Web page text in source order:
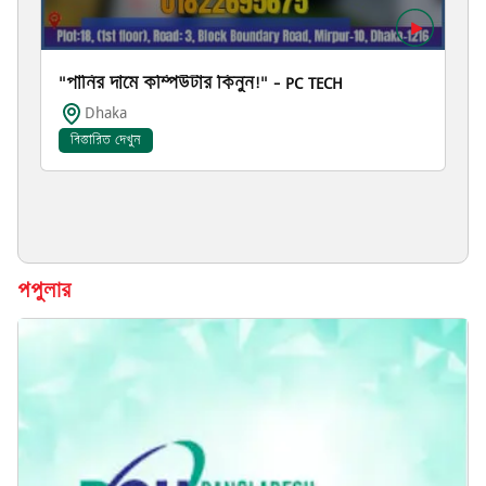
"পানির দামে কম্পিউটার কিনুন!" – PC TECH
Dhaka
বিস্তারিত দেখুন
পপুলার